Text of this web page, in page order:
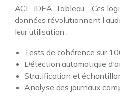
ACL, IDEA, Tableau… Ces
données révolutionnent
leur utilisation :
Tests de cohérence sur
Détection automatique
Stratification et
Analyse des journaux